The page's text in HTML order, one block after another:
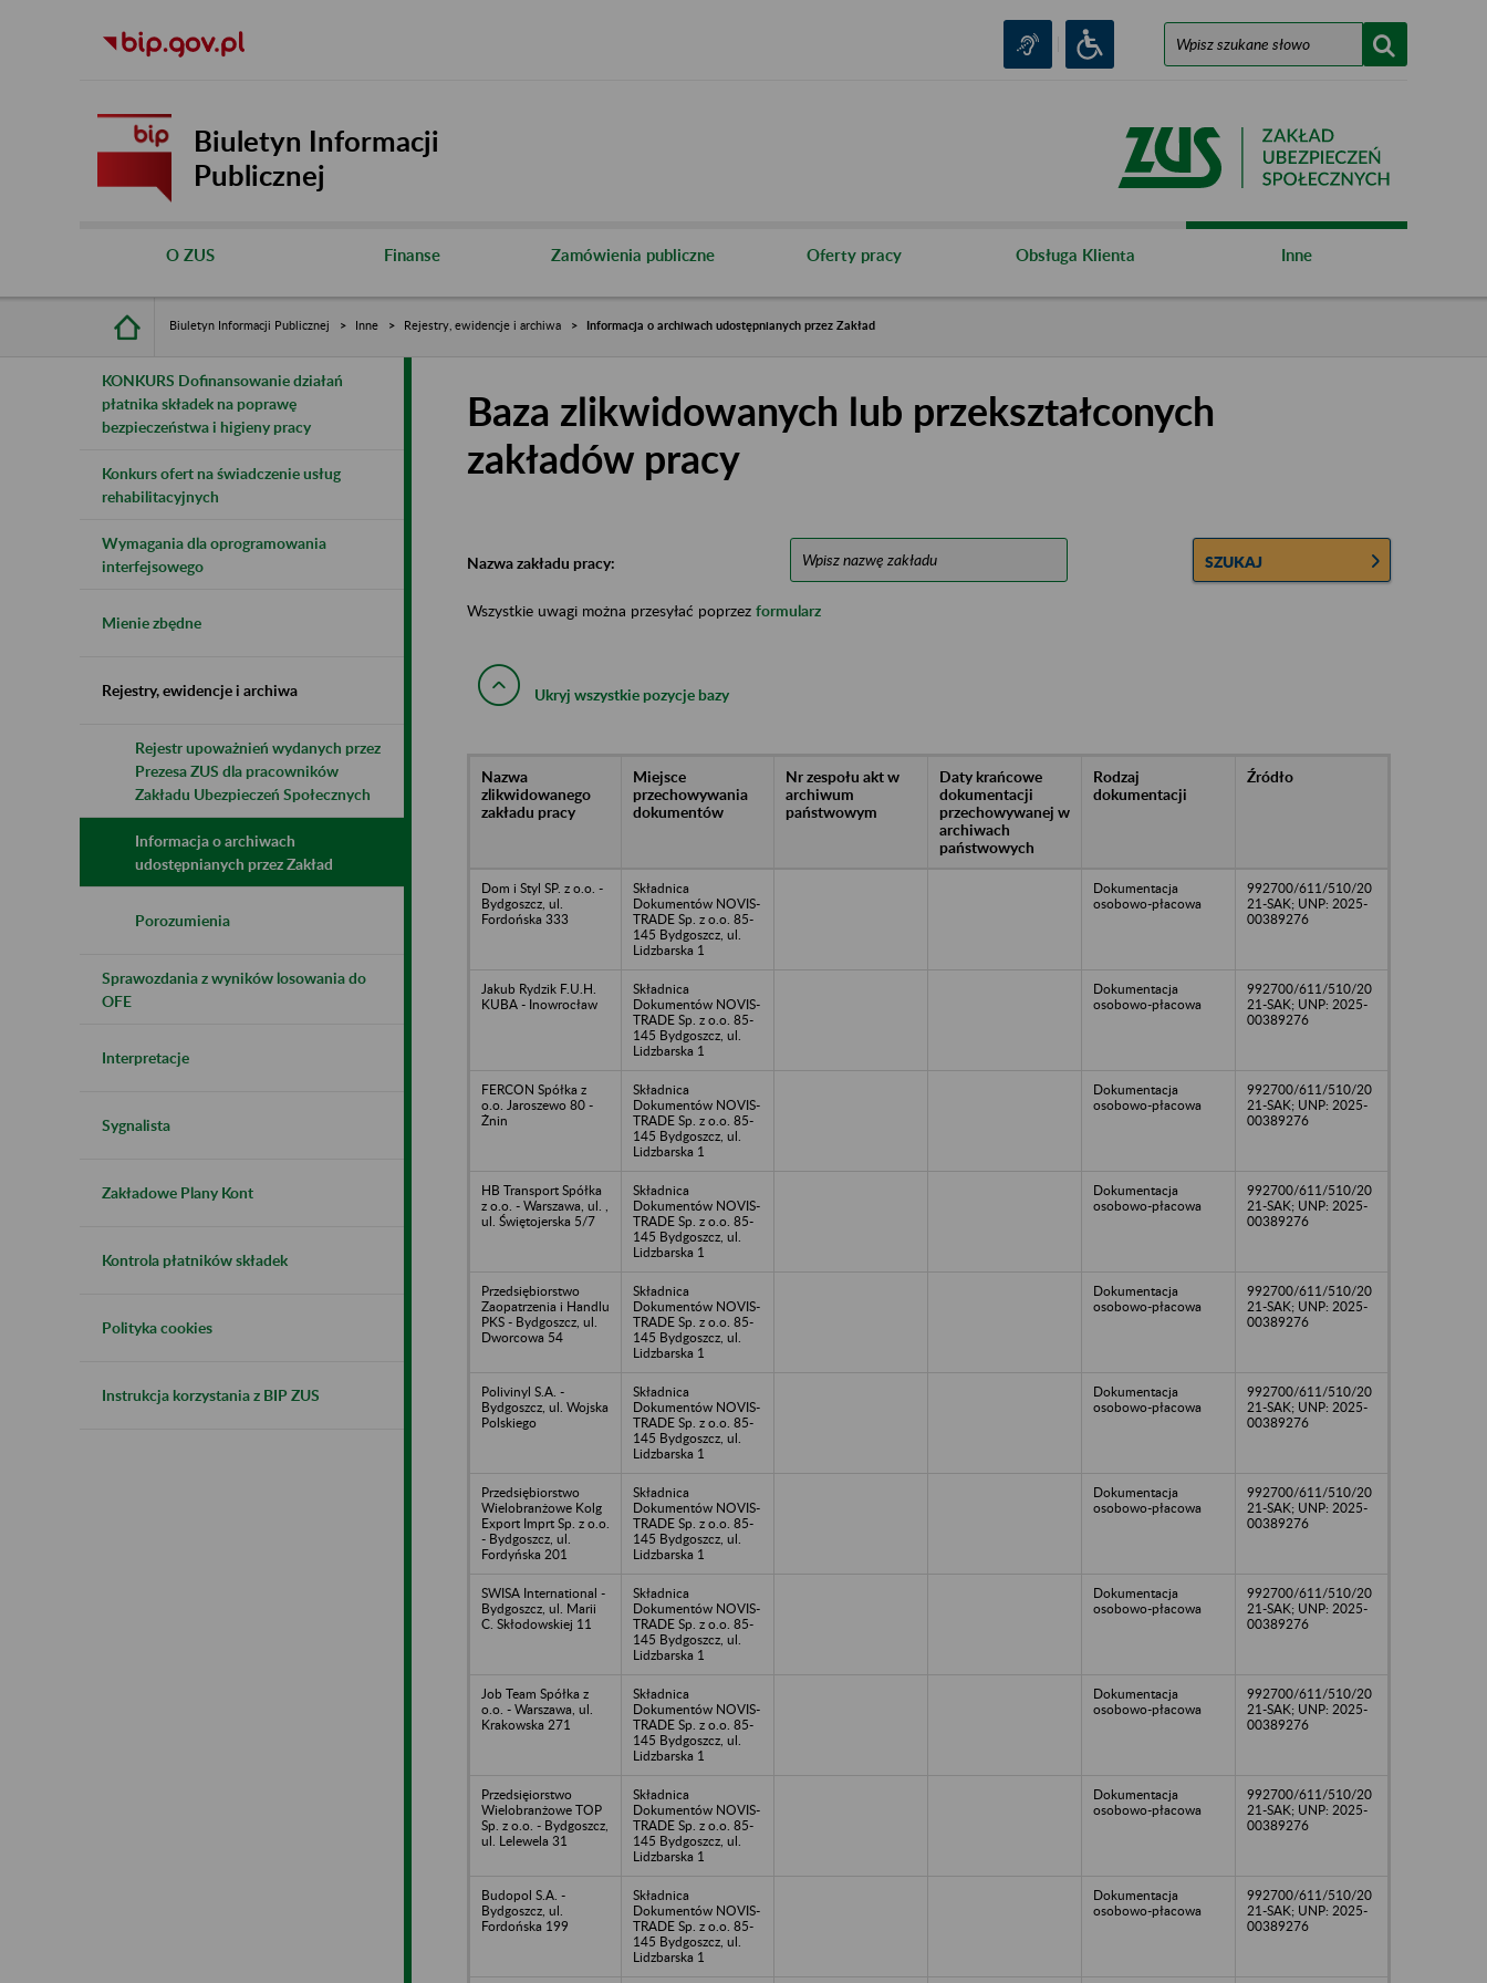
Biuletyn Informacji
Publicznej
O ZUS Finanse Zamówienia publiczne Oferty pracy Obsługa Klienta Inne
Biuletyn Informacji Publicznej Inne Rejestry, ewidencje i archiwa Informacja o archiwach udostępnianych przez Zakład
KONKURS Dofinansowanie działań
płatnika składek na poprawę
bezpieczeństwa i higieny pracy
Konkurs ofert na świadczenie usług
rehabilitacyjnych
Wymagania dla oprogramowania
interfejsowego
Mienie zbędne
Rejestry, ewidencje i archiwa
Rejestr upoważnień wydanych przez
Prezesa ZUS dla pracowników
Zakładu Ubezpieczeń Społecznych
Informacja o archiwach
udostępnianych przez Zakład
Porozumienia
Sprawozdania z wyników losowania do
OFE
Interpretacje
Sygnalista
Zakładowe Plany Kont
Kontrola płatników składek
Polityka cookies
Instrukcja korzystania z BIP ZUS
Baza zlikwidowanych lub przekształconych
zakładów pracy
Nazwa zakładu pracy: SZUKAJ
Wszystkie uwagi można przesyłać poprzez formularz
Ukryj wszystkie pozycje bazy
Nazwa
zlikwidowanego
zakładu pracy
Miejsce
przechowywania
dokumentów
Nr zespołu akt w
archiwum
państwowym
Daty krańcowe
dokumentacji
przechowywanej w
archiwach
państwowych
Rodzaj
dokumentacji
Źródło
Dom i Styl SP. z o.o. -
Bydgoszcz, ul.
Fordońska 333
Składnica
Dokumentów NOVIS-
TRADE Sp. z o.o. 85-
145 Bydgoszcz, ul.
Lidzbarska 1
Dokumentacja
osobowo-płacowa
992700/611/510/20
21-SAK; UNP: 2025-
00389276
Jakub Rydzik F.U.H.
KUBA - Inowrocław
Składnica
Dokumentów NOVIS-
TRADE Sp. z o.o. 85-
145 Bydgoszcz, ul.
Lidzbarska 1
Dokumentacja
osobowo-płacowa
992700/611/510/20
21-SAK; UNP: 2025-
00389276
FERCON Spółka z
o.o. Jaroszewo 80 -
Żnin
Składnica
Dokumentów NOVIS-
TRADE Sp. z o.o. 85-
145 Bydgoszcz, ul.
Lidzbarska 1
Dokumentacja
osobowo-płacowa
992700/611/510/20
21-SAK; UNP: 2025-
00389276
HB Transport Spółka
z o.o. - Warszawa, ul. ,
ul. Świętojerska 5/7
Składnica
Dokumentów NOVIS-
TRADE Sp. z o.o. 85-
145 Bydgoszcz, ul.
Lidzbarska 1
Dokumentacja
osobowo-płacowa
992700/611/510/20
21-SAK; UNP: 2025-
00389276
Przedsiębiorstwo
Zaopatrzenia i Handlu
PKS - Bydgoszcz, ul.
Dworcowa 54
Składnica
Dokumentów NOVIS-
TRADE Sp. z o.o. 85-
145 Bydgoszcz, ul.
Lidzbarska 1
Dokumentacja
osobowo-płacowa
992700/611/510/20
21-SAK; UNP: 2025-
00389276
Polivinyl S.A. -
Bydgoszcz, ul. Wojska
Polskiego
Składnica
Dokumentów NOVIS-
TRADE Sp. z o.o. 85-
145 Bydgoszcz, ul.
Lidzbarska 1
Dokumentacja
osobowo-płacowa
992700/611/510/20
21-SAK; UNP: 2025-
00389276
Przedsiębiorstwo
Wielobranżowe Kolg
Export Imprt Sp. z o.o.
- Bydgoszcz, ul.
Fordyńska 201
Składnica
Dokumentów NOVIS-
TRADE Sp. z o.o. 85-
145 Bydgoszcz, ul.
Lidzbarska 1
Dokumentacja
osobowo-płacowa
992700/611/510/20
21-SAK; UNP: 2025-
00389276
SWISA International -
Bydgoszcz, ul. Marii
C. Skłodowskiej 11
Składnica
Dokumentów NOVIS-
TRADE Sp. z o.o. 85-
145 Bydgoszcz, ul.
Lidzbarska 1
Dokumentacja
osobowo-płacowa
992700/611/510/20
21-SAK; UNP: 2025-
00389276
Job Team Spółka z
o.o. - Warszawa, ul.
Krakowska 271
Składnica
Dokumentów NOVIS-
TRADE Sp. z o.o. 85-
145 Bydgoszcz, ul.
Lidzbarska 1
Dokumentacja
osobowo-płacowa
992700/611/510/20
21-SAK; UNP: 2025-
00389276
Przedsięiorstwo
Wielobranżowe TOP
Sp. z o.o. - Bydgoszcz,
ul. Lelewela 31
Składnica
Dokumentów NOVIS-
TRADE Sp. z o.o. 85-
145 Bydgoszcz, ul.
Lidzbarska 1
Dokumentacja
osobowo-płacowa
992700/611/510/20
21-SAK; UNP: 2025-
00389276
Budopol S.A. -
Bydgoszcz, ul.
Fordońska 199
Składnica
Dokumentów NOVIS-
TRADE Sp. z o.o. 85-
145 Bydgoszcz, ul.
Lidzbarska 1
Dokumentacja
osobowo-płacowa
992700/611/510/20
21-SAK; UNP: 2025-
00389276